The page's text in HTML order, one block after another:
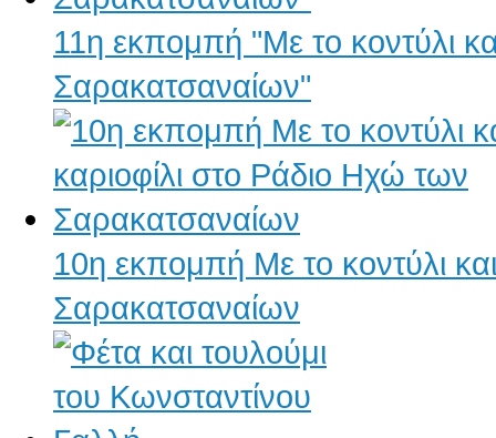
11η εκπομπή "Με το κοντύλι
Σαρακατσαναίων"
10η εκπομπή Με το κοντύλι
Σαρακατσαναίων